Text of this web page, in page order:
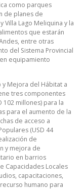
como parques
de planes de
Lago Meliquina y la
que estarán
entre otras
del Sistema Provincial
equipamiento
Mejora del Hábitat a
tres componentes
102 millones) para la
para el aumento de la
de acceso a
(USD 44
de
y mejora de
en barrios
Capacidades Locales
capacitaciones,
humano para